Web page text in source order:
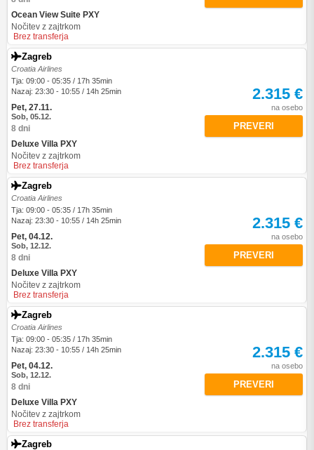
Ocean View Suite PXY
Nočitev z zajtrkom
Brez transferja
Zagreb
Croatia Airlines
Tja: 09:00 - 05:35 / 17h 35min
Nazaj: 23:30 - 10:55 / 14h 25min
Pet, 27.11.
Sob, 05.12.
8 dni
Deluxe Villa PXY
Nočitev z zajtrkom
Brez transferja
2.315 €
na osebo
PREVERI
Zagreb
Croatia Airlines
Tja: 09:00 - 05:35 / 17h 35min
Nazaj: 23:30 - 10:55 / 14h 25min
Pet, 04.12.
Sob, 12.12.
8 dni
Deluxe Villa PXY
Nočitev z zajtrkom
Brez transferja
2.315 €
na osebo
PREVERI
Zagreb
Croatia Airlines
Tja: 09:00 - 05:35 / 17h 35min
Nazaj: 23:30 - 10:55 / 14h 25min
Pet, 04.12.
Sob, 12.12.
8 dni
Deluxe Villa PXY
Nočitev z zajtrkom
Brez transferja
2.315 €
na osebo
PREVERI
Zagreb